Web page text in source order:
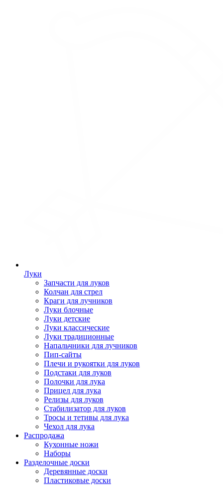
Луки
Запчасти для луков
Колчан для стрел
Краги для лучников
Луки блочные
Луки детские
Луки классические
Луки традиционные
Напальчники для лучников
Пип-сайты
Плечи и рукоятки для луков
Подстаки для луков
Полочки для лука
Прицел для лука
Релизы для луков
Стабилизатор для луков
Тросы и тетивы для лука
Чехол для лука
Распродажа
Кухонные ножи
Наборы
Разделочные доски
Деревянные доски
Пластиковые доски